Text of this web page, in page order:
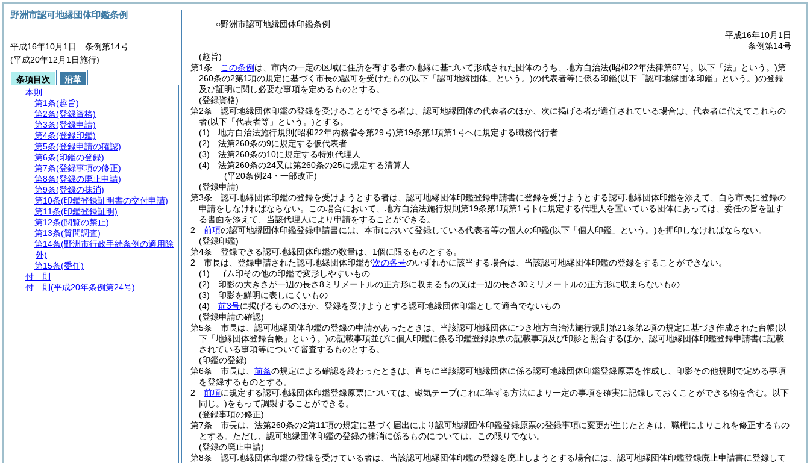
○野洲市認可地縁団体印鑑条例
平成16年10月1日
条例第14号
(趣旨)
第1条
この条例 は、市内の一定の区域に住所を有する者の地縁に基づいて形成された団体のうち、地方自治法(昭和22年法律第67号。以下「法」という。)第
260条の2第1項の規定に基づく市長の認可を受けたもの(以下「認可地縁団体」という。)の代表者等に係る印鑑(以下「認可地縁団体印鑑」という。)の登録
及び証明に関し必要な事項を定めるものとする。
(登録資格)
第2条
認可地縁団体印鑑の登録を受けることができる者は、認可地縁団体の代表者のほか、次に掲げる者が選任されている場合は、代表者に代えてこれらの
者(以下「代表者等」という。)とする。
(1)
地方自治法施行規則 (昭和22年内務省令第29号)第19条第1項第1号ヘに規定する職務代行者
(2)
法第260条の9に規定する仮代表者
(3)
法第260条の10に規定する特別代理人
(4)
法第260条の24又は第260条の25に規定する清算人
(平20条例24・一部改正)
(登録申請)
第3条
認可地縁団体印鑑の登録を受けようとする者は、認可地縁団体印鑑登録申請書に登録を受けようとする認可地縁団体印鑑を添えて、自ら市長に登録の
申請をしなければならない。
この場合において、地方自治法施行規則第19条第1項第1号トに規定する代理人を置いている団体にあっては、委任の旨を証す
る書面を添えて、当該代理人により申請をすることができる。
2
前項の認可地縁団体印鑑登録申請書には、本市において登録している代表者等の個人の印鑑(以下「個人印鑑」という。)を押印しなければならない。
(登録印鑑)
第4条
登録できる認可地縁団体印鑑の数量は、1個に限るものとする。
2
市長は、登録申請された認可地縁団体印鑑が次の各号のいずれかに該当する場合は、当該認可地縁団体印鑑の登録をすることができない。
(1)
ゴム印その他の印鑑で変形しやすいもの
(2)
印影の大きさが一辺の長さ8ミリメートルの正方形に収まるもの又は一辺の長さ30ミリメートルの正方形に収まらないもの
(3)
印影を鮮明に表しにくいもの
(4)
前3号に掲げるもののほか、登録を受けようとする認可地縁団体印鑑として適当でないもの
(登録申請の確認)
第5条
市長は、認可地縁団体印鑑の登録の申請があったときは、当該認可地縁団体につき地方自治法施行規則第21条第2項の規定に基づき作成された台帳(以
下「地縁団体登録台帳」という。)の記載事項並びに個人印鑑に係る印鑑登録原票の記載事項及び印影と照合するほか、認可地縁団体印鑑登録申請書に記載
されている事項等について審査するものとする。
(印鑑の登録)
第6条
市長は、 前条の規定による確認を終わったときは、直ちに当該認可地縁団体に係る認可地縁団体印鑑登録原票を作成し、印影その他規則で定める事項
を登録するものとする。
2
前項に規定する認可地縁団体印鑑登録原票については、磁気テープ(これに準ずる方法により一定の事項を確実に記録しておくことができる物を含む。以下
同じ。)をもって調製することができる。
(登録事項の修正)
第7条
市長は、法第260条の2第11項の規定に基づく届出により認可地縁団体印鑑登録原票の登録事項に変更が生じたときは、職権によりこれを修正するもの
とする。 ただし、認可地縁団体印鑑の登録の抹消に係るものについては、この限りでない。
(登録の廃止申請)
第8条
認可地縁団体印鑑の登録を受けている者は、当該認可地縁団体印鑑の登録を廃止しようとする場合には、認可地縁団体印鑑登録廃止申請書に登録して
野洲市認可地縁団体印鑑条例
平成16年10月1日 条例第14号
(平成20年12月1日施行)
条項目次
沿革
本則
第1条(趣旨)
第2条(登録資格)
第3条(登録申請)
第4条(登録印鑑)
第5条(登録申請の確認)
第6条(印鑑の登録)
第7条(登録事項の修正)
第8条(登録の廃止申請)
第9条(登録の抹消)
第10条(印鑑登録証明書の交付申請)
第11条(印鑑登録証明)
第12条(閲覧の禁止)
第13条(質問調査)
第14条(野洲市行政手続条例の適用除
外)
第15条(委任)
付 則
付 則 (平成20年条例第24号)